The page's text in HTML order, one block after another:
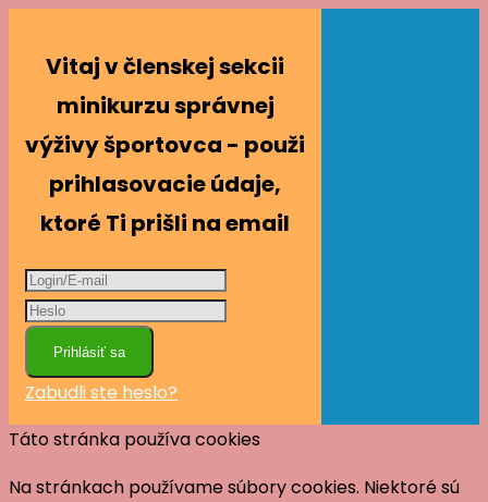
Vitaj v členskej sekcii
minikurzu správnej
výživy športovca - použi
prihlasovacie údaje,
ktoré Ti prišli na email
Prihlásiť sa
Zabudli ste heslo?
Táto stránka používa cookies
Na stránkach používame súbory cookies. Niektoré sú